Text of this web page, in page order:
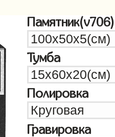
Памятник(v706)
Тумба
Полировка
Гравировка